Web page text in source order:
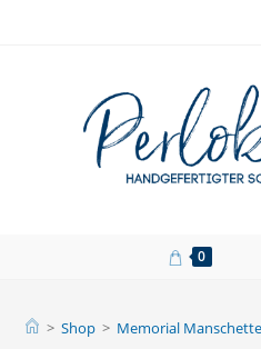
0
> Shop > Memorial